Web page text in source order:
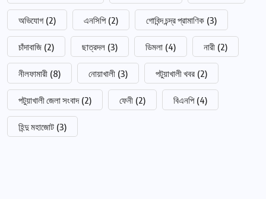
অভিযোগ (2) এনসিপি (2) গোবিন্দ চন্দ্র প্রামাণিক (3)
চাঁদাবাজি (2) ছাত্রদল (3) ডিমলা (4) নারী (2)
নীলফামারী (8) নোয়াখালী (3) পটুয়াখালী খবর (2)
পটুয়াখালী জেলা সংবাদ (2) ফেনী (2) বিএনপি (4)
হিন্দু মহাজোট (3)